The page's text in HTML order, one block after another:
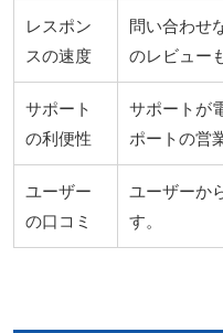
レスポン
スの速度
問い合わせ
のレビュー
サポート
の利便性
サポートが
ポートの営
ユーザー
の口コミ
ユーザーか
す。